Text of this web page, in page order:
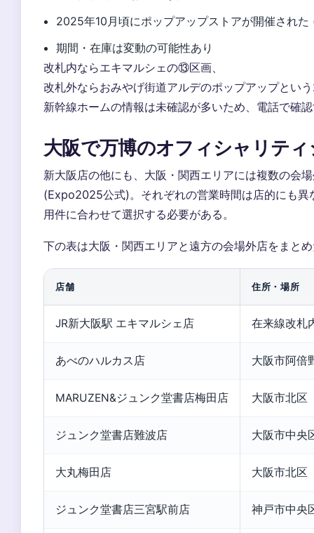
2025年10月頃にポップアップストアが開催され
期間・在庫は変動の可能性あり
改札内ならエキマルシェの⑬区画、
改札外ならおみやげ街道アルデのポップアップとい
新幹線ホームの情報は未確認が多いため、電話で確
大阪で万博のオフィシャリテ
新大阪店の他にも、大阪・関西エリアには複数の会
(Expo2025公式)。それぞれの営業時間は店的にも異
用件に合わせて選択する必要がある。
下の表は大阪・関西エリアと遠方の会場外店をまと
店舗 住所・場所
JR新大阪駅 エキマルシェ店 在来線改札
あべのハルカス店 大阪市阿倍
MARUZEN&ジュンク堂書店梅田店 大阪市北区
ジュンク堂書店難波店 大阪市中央
大丸梅田店 大阪市北区
ジュンク堂書店三宮駅前店 神戸市中央